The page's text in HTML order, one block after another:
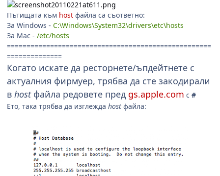
Пътищата към host файла са съответно:
За Windows - C:\Windows\System32\drivers\etc\hosts
За Mac - /etc/hosts
====================================================
==============
Когато искате да ресторнете/ъпдейтнете с
актуалния фирмуер, трябва да сте закодирали
в hostфайла редовете пред gs.apple.com с #
Ето, така трябва да изглежда host файла: